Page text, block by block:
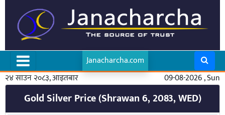
Janacharcha.com
२४ साउन २०८३, आइतबार
09-08-2026 , Sun
Gold Silver Price (Shrawan 6, 2083, WED)